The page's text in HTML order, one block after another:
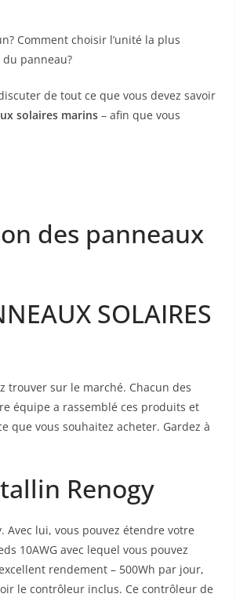
Comment choisir l’unité la plus
panneau?
de tout ce que vous devez savoir
solaires marins – afin que vous
des panneaux
SOLAIRES
trouver sur le marché. Chacun des
équipe a rassemblé ces produits et
que vous souhaitez acheter. Gardez à
Renogy
lui, vous pouvez étendre votre
10AWG avec lequel vous pouvez
rendement – 500Wh par jour,
le contrôleur inclus. Ce contrôleur de